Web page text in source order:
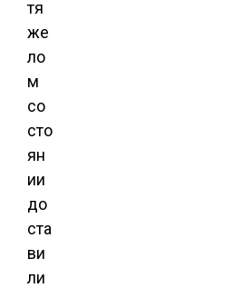
тя
же
ло
м
со
сто
ян
ии
до
ста
ви
ли